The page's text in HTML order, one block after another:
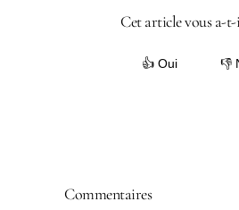
Cet article vous a-t-
👍 Oui 👎
Commentaires